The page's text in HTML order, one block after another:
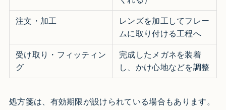
注文・加工
レンズを加工してフレー
ムに取り付ける工程へ
受け取り・フィッティン
グ
完成したメガネを装着
し、かけ心地などを調整
処方箋は、有効期限が設けられている場合もあります。